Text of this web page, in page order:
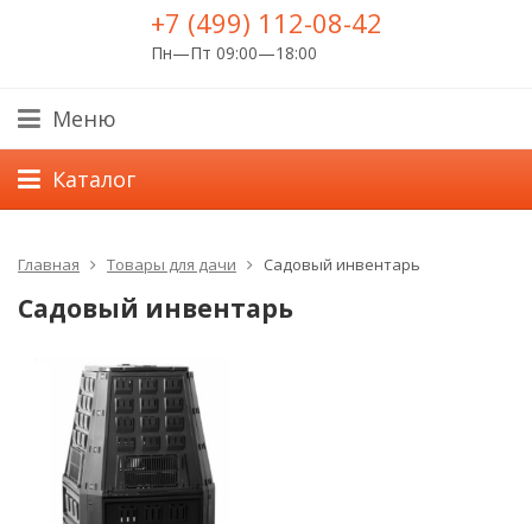
+7 (499) 112-08-42
Пн—Пт 09:00—18:00
Меню
Каталог
Главная Товары для дачи Садовый инвентарь
Садовый инвентарь